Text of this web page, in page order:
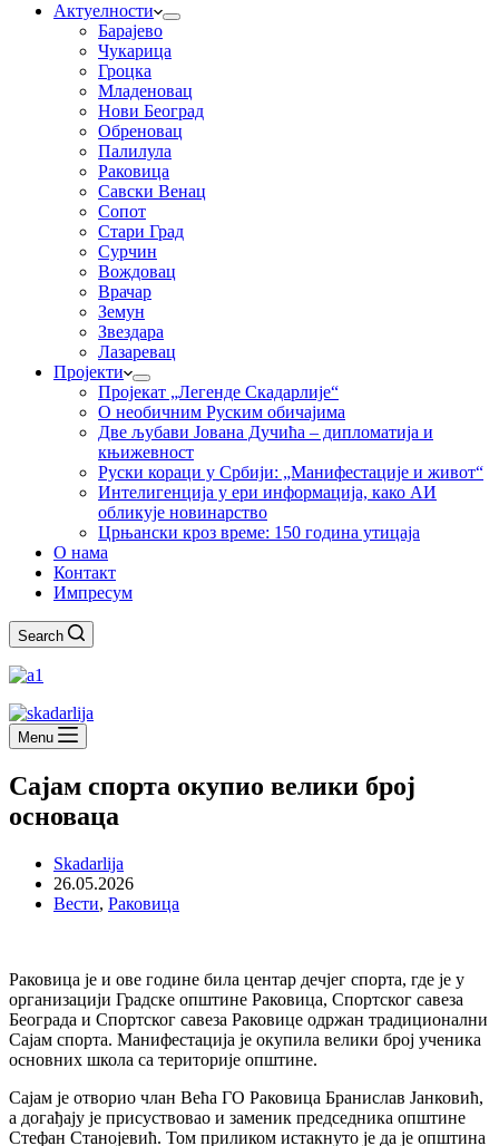
Актуелности
Барајево
Чукарица
Гроцка
Младеновац
Нови Београд
Обреновац
Палилула
Раковица
Савски Венац
Сопот
Стари Град
Сурчин
Вождовац
Врачар
Земун
Звездара
Лазаревац
Пројекти
Пројекат „Легенде Скадарлије“
О необичним Руским обичајима
Две љубави Јована Дучића – дипломатија и
књижевност
Руски кораци у Србији: „Манифестације и живот“
Интелигенција у ери информација, како АИ
обликује новинарство
Црњански кроз време: 150 година утицаја
О нама
Контакт
Импресум
Search
Menu
Сајам спорта окупио велики број
основаца
Skadarlija
26.05.2026
Вести, Раковица
Раковица је и ове године била центар дечјег спорта, где је у
организацији Градске општине Раковица, Спортског савеза
Београда и Спортског савеза Раковице одржан традиционални
Сајам спорта. Манифестација је окупила велики број ученика
основних школа са територије општине.
Сајам је отворио члан Већа ГО Раковица Бранислав Јанковић,
а догађају је присуствовао и заменик председника општине
Стефан Станојевић. Том приликом истакнуто је да је општина